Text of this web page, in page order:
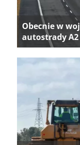
Obecnie w
autostrady A2